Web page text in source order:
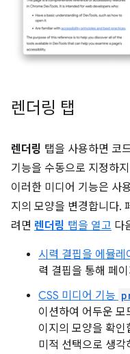
렌더링 탭
렌더링 탭을 사용하면 코
기능을 수동으로 지정하
이러한 미디어 기능은 사
지의 모양을 변경합니다.
려면 렌더링 탭을 열고 다
시력 결핍을 에뮬레
력 결핍을 통해 페
CSS 미디어 기능
이션하여 어두운 모
이지의 모양을 확
미적 선택으로 생각